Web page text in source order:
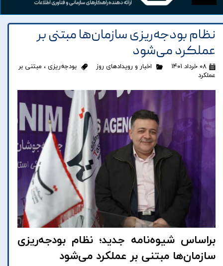
نظام بودجه‌ریزی سازمان‌ها مبتنی بر
عملکرد می‌شود
۰۸ خرداد ۱۴۰۱ اخبار و رویدادهای روز بودجه‌ریزی ، مبتنی بر
عملکرد
براساس شیوه‌نامه جدید؛ نظام بودجه‌ریزی
سازمان‌ها مبتنی بر عملکرد می‌شود